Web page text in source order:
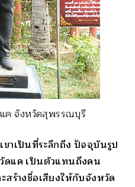
ค จังหวัดสุพรรณบุรี
าเป็นที่ระลึกถึง ปัจจุบันรูป
ดแค เป็นตัวแทนถึงคน
สร้างชื่อเสียงให้กับจังหวัด